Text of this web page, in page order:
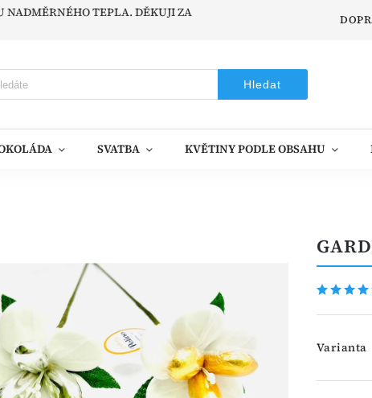
NADMĚRNÉHO TEPLA. DĚKUJI ZA
Hledat
SVATBA KVĚTINY PODLE OBSAHU
Varianta